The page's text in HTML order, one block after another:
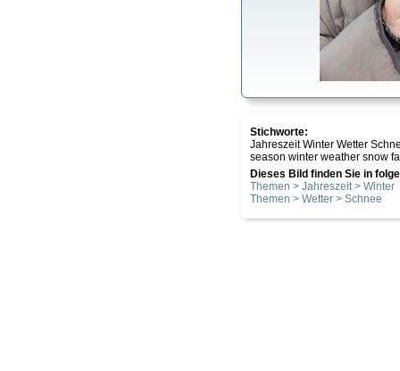
Stichworte:
Jahreszeit Winter Wetter
season winter weather snow
Dieses Bild finden Sie in
Themen > Jahreszeit > Winter
Themen > Wetter > Schnee